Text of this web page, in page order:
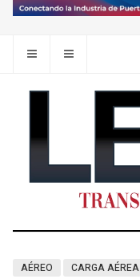
AÉREO CARGA AÉREA